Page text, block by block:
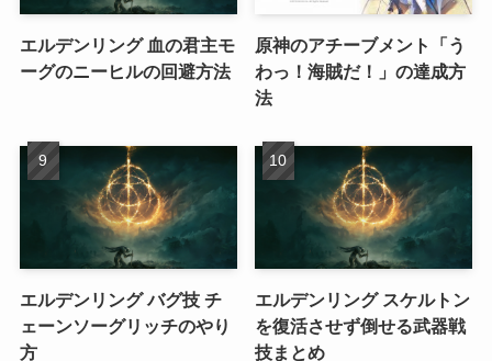
エルデンリング 血の君主モ
ーグのニーヒルの回避方法
原神のアチーブメント「う
わっ！海賊だ！」の達成方
法
エルデンリング バグ技 チ
ェーンソーグリッチのやり
方
エルデンリング スケルトン
を復活させず倒せる武器戦
技まとめ